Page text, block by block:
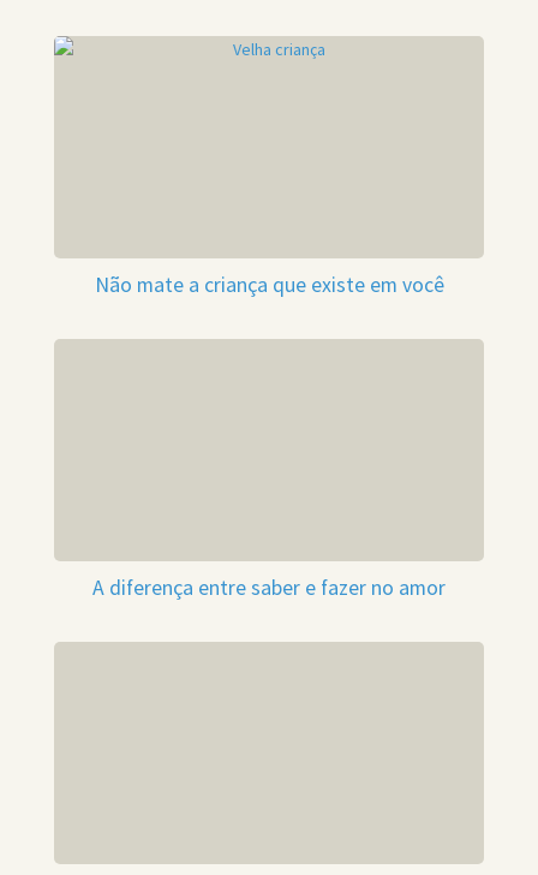
Não mate a criança que existe em você
A diferença entre saber e fazer no amor